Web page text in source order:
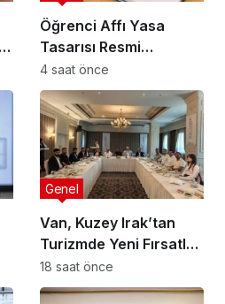
Öğrenci Affı Yasa
Tasarısı Resmi
Gazete’de Yayımda!
4 saat önce
Van, Kuzey Irak’tan
Turizmde Yeni Fırsatlar
Sunuyor
Genel
18 saat önce